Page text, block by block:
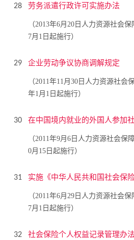
28 劳务派遣行政许可实施办法
（2013年6月20日人力资源社会
7月1日起施行）
29 企业劳动争议协商调解规定
（2011年11月30日人力资源社会
年1月1日起施行）
30 在中国境内就业的外国人参加
（2011年9月6日人力资源社会保
0月15日起施行）
31 实施《中华人民共和国社会保
（2011年6月29日人力资源社会
7月1日起施行）
32 社会保险个人权益记录管理办法